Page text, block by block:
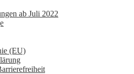
ab Juli 2022
(EU)